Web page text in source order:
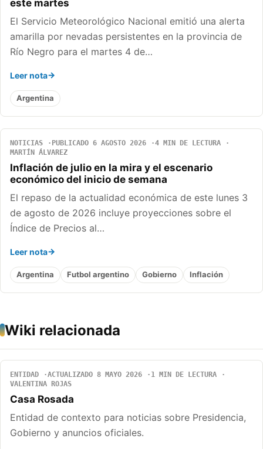
este martes
El Servicio Meteorológico Nacional emitió una alerta
amarilla por nevadas persistentes en la provincia de
Río Negro para el martes 4 de…
Leer nota
Argentina
NOTICIAS PUBLICADO 6 AGOSTO 2026
4 MIN DE LECTURA
MARTÍN ÁLVAREZ
Inflación de julio en la mira y el escenario
económico del inicio de semana
El repaso de la actualidad económica de este lunes 3
de agosto de 2026 incluye proyecciones sobre el
Índice de Precios al…
Leer nota
Argentina Futbol argentino Gobierno Inflación
Wiki relacionada
ENTIDAD ACTUALIZADO 8 MAYO 2026
1 MIN DE LECTURA
VALENTINA ROJAS
Casa Rosada
Entidad de contexto para noticias sobre Presidencia,
Gobierno y anuncios oficiales.